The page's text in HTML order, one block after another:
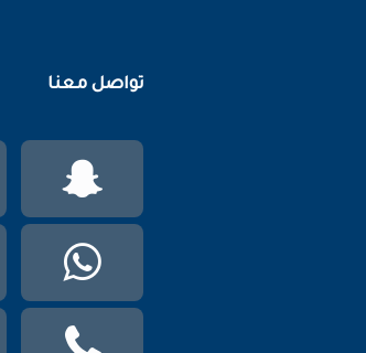
تواصل معنا